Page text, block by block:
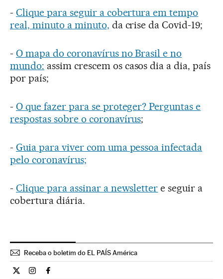
- Clique para seguir a cobertura em tempo
real, minuto a minuto, da crise da Covid-19;
- O mapa do coronavírus no Brasil e no
mundo: assim crescem os casos dia a dia, país
por país;
- O que fazer para se proteger? Perguntas e
respostas sobre o coronavírus;
- Guia para viver com uma pessoa infectada
pelo coronavírus;
- Clique para assinar a newsletter e seguir a
cobertura diária.
Receba o boletim do EL PAÍS América
Ciencia El País Brasil en Twitter
Ciencia El País Brasil en Instagram
Ciencia El País Brasil en Facebook